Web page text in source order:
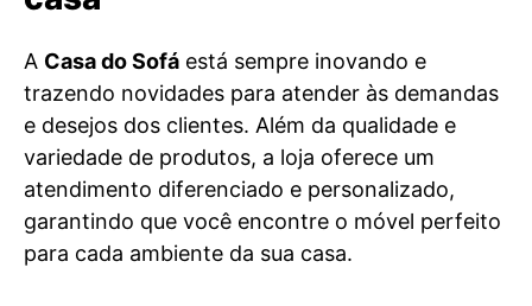
A Casa do Sofá está sempre inovando e
trazendo novidades para atender às demandas
e desejos dos clientes. Além da qualidade e
variedade de produtos, a loja oferece um
atendimento diferenciado e personalizado,
garantindo que você encontre o móvel perfeito
para cada ambiente da sua casa.